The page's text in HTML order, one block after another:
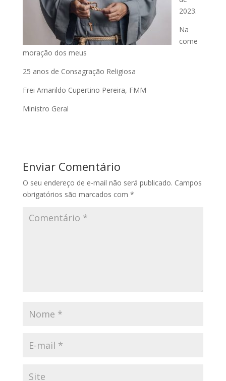
2023.
Na
come
moração dos meus
25 anos de Consagração Religiosa
Frei Amarildo Cupertino Pereira, FMM
Ministro Geral
Enviar Comentário
O seu endereço de e-mail não será publicado. Campos
obrigatórios são marcados com *